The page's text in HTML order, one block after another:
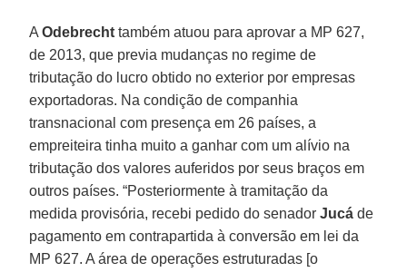
AOdebrecht também atuou para aprovar a MP 627,
de 2013, que previa mudanças no regime de
tributação do lucro obtido no exterior por empresas
exportadoras. Na condição de companhia
transnacional com presença em 26 países, a
empreiteira tinha muito a ganhar com um alívio na
tributação dos valores auferidos por seus braços em
outros países. “Posteriormente à tramitação da
medida provisória, recebi pedido do senadorJucá de
pagamento em contrapartida à conversão em lei da
MP 627. A área de operações estruturadas [o